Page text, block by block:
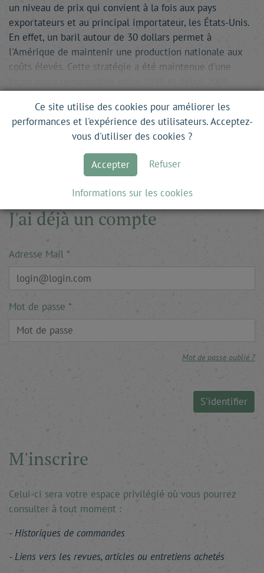
un niveau de prix qui convient à la fois aux pays
exportateurs et au principal importateur, les États-Unis.
En effet, un baril autour de 30 dollars permet à
l'Amérique de maintenir une production nationale aux
coûts élevés. Cette stratégie a été maintenue d'une
Ce site est en accès libre. Pour lire la suite, il
J'ai déjà un compte
Adresse Mail
Mot de passe
Mot de passe oublié ?
S'identifier
M'inscrire
Celui-ci sera votre espace privilégié où vous pourrez
consulter à tout moment :
Historiques de commandes
Liens vers les revues, articles ou entretiens achetés
Ce site utilise des cookies pour améliorer les
performances et l'expérience des utilisateurs. Acceptez-
vous d'utiliser des cookies ?
Accepter Refuser
Informations sur les cookies